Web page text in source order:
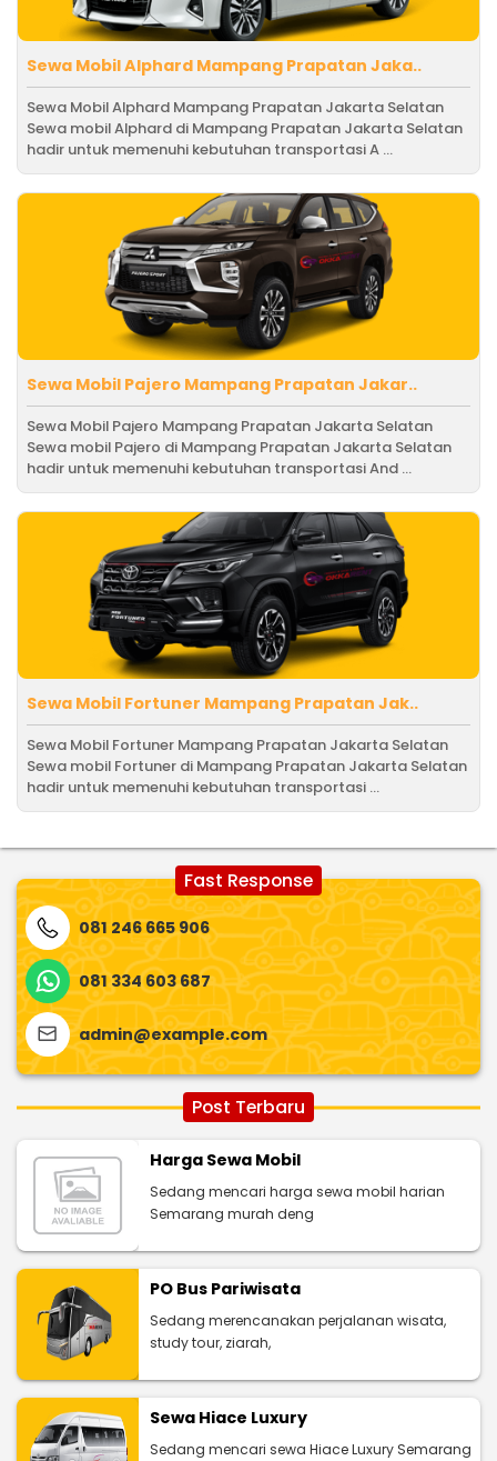
Sewa Mobil Alphard Mampang Prapatan Jaka..
Sewa Mobil Alphard Mampang Prapatan Jakarta Selatan
Sewa mobil Alphard di Mampang Prapatan Jakarta Selatan
hadir untuk memenuhi kebutuhan transportasi A ...
Sewa Mobil Pajero Mampang Prapatan Jakar..
Sewa Mobil Pajero Mampang Prapatan Jakarta Selatan
Sewa mobil Pajero di Mampang Prapatan Jakarta Selatan
hadir untuk memenuhi kebutuhan transportasi And ...
Sewa Mobil Fortuner Mampang Prapatan Jak..
Sewa Mobil Fortuner Mampang Prapatan Jakarta Selatan
Sewa mobil Fortuner di Mampang Prapatan Jakarta Selatan
hadir untuk memenuhi kebutuhan transportasi ...
Fast Response
081 246 665 906
081 334 603 687
admin@example.com
Post Terbaru
Harga Sewa Mobil
Sedang mencari harga sewa mobil harian
Semarang murah deng
PO Bus Pariwisata
Sedang merencanakan perjalanan wisata,
study tour, ziarah,
Sewa Hiace Luxury
Sedang mencari sewa Hiace Luxury Semarang